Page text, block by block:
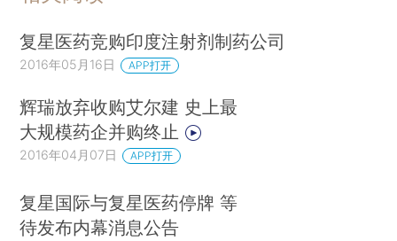
复星医药竞购印度注射剂制药公司
2016年05月16日 APP打开
辉瑞放弃收购艾尔建 史上最
大规模药企并购终止
2016年04月07日 APP打开
复星国际与复星医药停牌 等
待发布内幕消息公告